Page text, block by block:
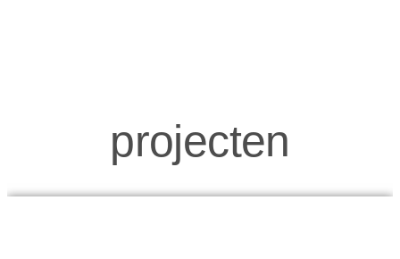
projecten